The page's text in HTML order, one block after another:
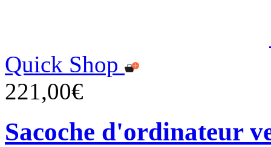
Quick Shop
221,00€
Sacoche d'ordinateur